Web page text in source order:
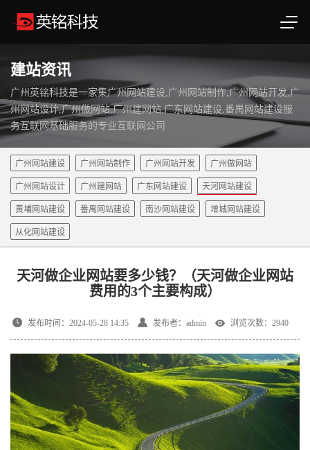
建站资讯
广州英铭科技是一家集广州网站建设,广州网站制作,广州网站开发,广
州网站设计,广州做网站,广州建网站,广东网站建设,番禺网站建设服
务互联网基础服务的专业互联网公司
广州网站建设 广州网站制作 广州网站开发 广州做网站
广州网站设计 广州建网站 广东网站建设 天河网站建设
黄埔网站建设 番禺网站建设 南沙网站建设 增城网站建设
从化网站建设
天河做企业网站要多少钱？（天河做企业网站
费用的3个主要构成）
发布时间：2024-05-28 14:35 发布者：admin 浏览次数：2940